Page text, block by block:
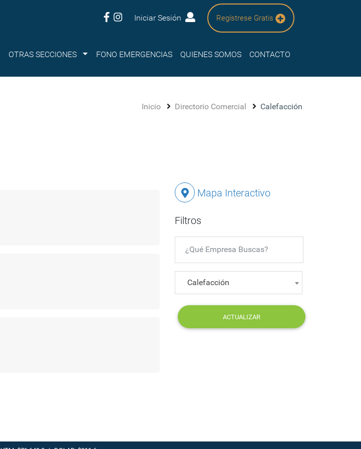
Iniciar Sesión Regístrese Gratis
OTRAS SECCIONES Submenu
FONO EMERGENCIAS QUIENES SOMOS CONTACTO
Inicio Directorio Comercial Calefacción
Mapa Interactivo
Filtros
Calefacción
ACTUALIZAR